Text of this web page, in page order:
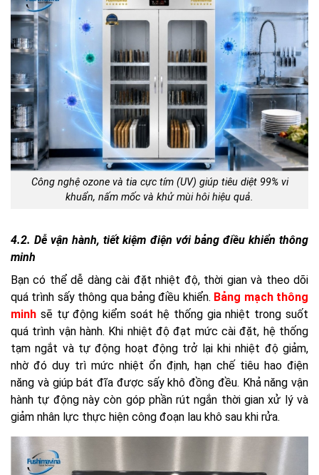
Công nghệ ozone và tia cực tím (UV) giúp tiêu diệt 99% vi
khuẩn, nấm mốc và khử mùi hôi hiệu quả.
4.2. Dễ vận hành, tiết kiệm điện với bảng điều khiển thông
minh
Bạn có thể dễ dàng cài đặt nhiệt độ, thời gian và theo dõi
quá trình sấy thông qua bảng điều khiển. Bảng mạch thông
minh sẽ tự động kiểm soát hệ thống gia nhiệt trong suốt
quá trình vận hành. Khi nhiệt độ đạt mức cài đặt, hệ thống
tạm ngắt và tự động hoạt động trở lại khi nhiệt độ giảm,
nhờ đó duy trì mức nhiệt ổn định, hạn chế tiêu hao điện
năng và giúp bát đĩa được sấy khô đồng đều. Khả năng vận
hành tự động này còn góp phần rút ngắn thời gian xử lý và
giảm nhân lực thực hiện công đoạn lau khô sau khi rửa.